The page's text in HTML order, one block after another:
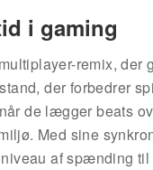
i gaming
remix,
der forbedrer
de lægger beats
Med sine
af spænding